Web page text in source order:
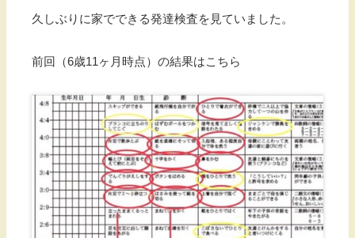
久しぶりに家でできる発達検査を見ていました。
前回（6歳11ヶ月時点）の結果はこちら